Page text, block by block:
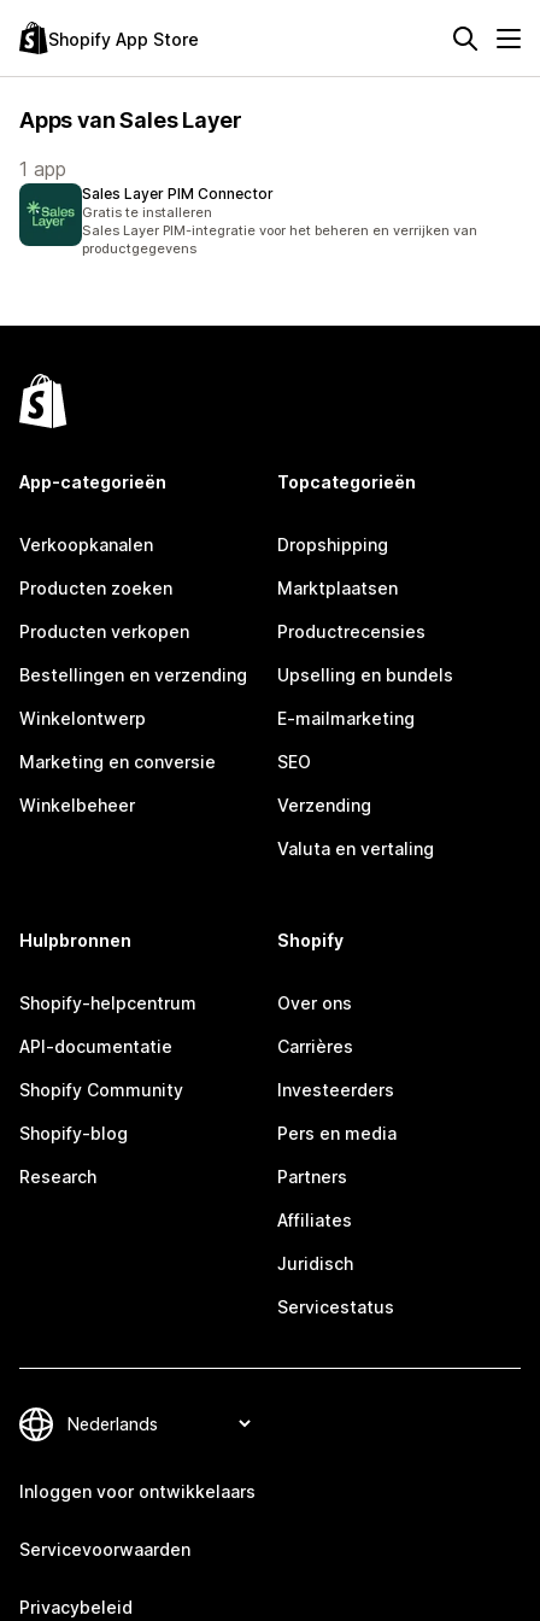
Shopify App Store
Apps van Sales Layer
1 app
Sales Layer PIM Connector
Gratis te installeren
Sales Layer PIM-integratie voor het beheren en verrijken van
productgegevens
App-categorieën
Verkoopkanalen
Producten zoeken
Producten verkopen
Bestellingen en verzending
Winkelontwerp
Marketing en conversie
Winkelbeheer
Topcategorieën
Dropshipping
Marktplaatsen
Productrecensies
Upselling en bundels
E-mailmarketing
SEO
Verzending
Valuta en vertaling
Hulpbronnen
Shopify-helpcentrum
API-documentatie
Shopify Community
Shopify-blog
Research
Shopify
Over ons
Carrières
Investeerders
Pers en media
Partners
Affiliates
Juridisch
Servicestatus
Inloggen voor ontwikkelaars
Servicevoorwaarden
Privacybeleid